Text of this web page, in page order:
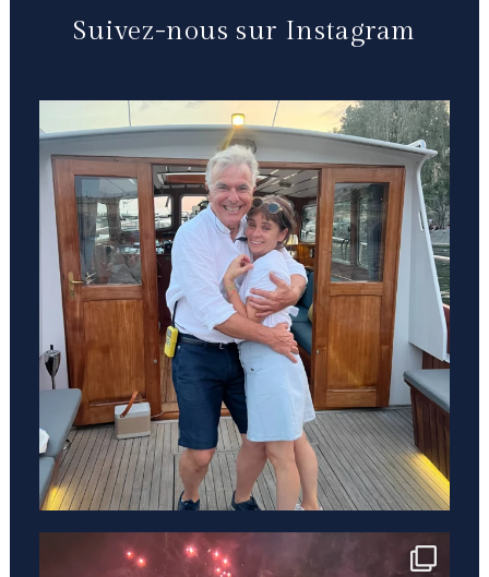
Suivez-nous sur Instagram